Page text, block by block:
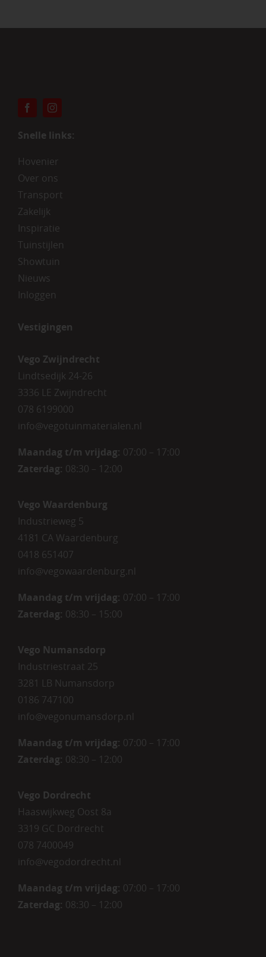
Snelle links:
Hovenier
Over ons
Transport
Zakelijk
Inspiratie
Tuinstijlen
Showtuin
Nieuws
Inloggen
Vestigingen
Vego Zwijndrecht
Lindtsedijk 24-26
3336 LE Zwijndrecht
078 6199000
info@vegotuinmaterialen.nl
Maandag t/m vrijdag: 07:00 – 17:00
Zaterdag: 08:30 – 12:00
Vego Waardenburg
Industrieweg 5
4181 CA Waardenburg
0418 651407
info@vegowaardenburg.nl
Maandag t/m vrijdag: 07:00 – 17:00
Zaterdag: 08:30 – 15:00
Vego Numansdorp
Industriestraat 25
3281 LB Numansdorp
0186 747100
info@vegonumansdorp.nl
Maandag t/m vrijdag: 07:00 – 17:00
Zaterdag: 08:30 – 12:00
Vego Dordrecht
Haaswijkweg Oost 8a
3319 GC Dordrecht
078 7400049
info@vegodordrecht.nl
Maandag t/m vrijdag: 07:00 – 17:00
Zaterdag: 08:30 – 12:00